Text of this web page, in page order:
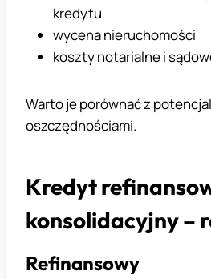
kredytu
wycena nieruchomości
koszty notarialne i
Warto je porównać z
oszczędnościami.
Kredyt
konsolidacyjny –
Refinansowy